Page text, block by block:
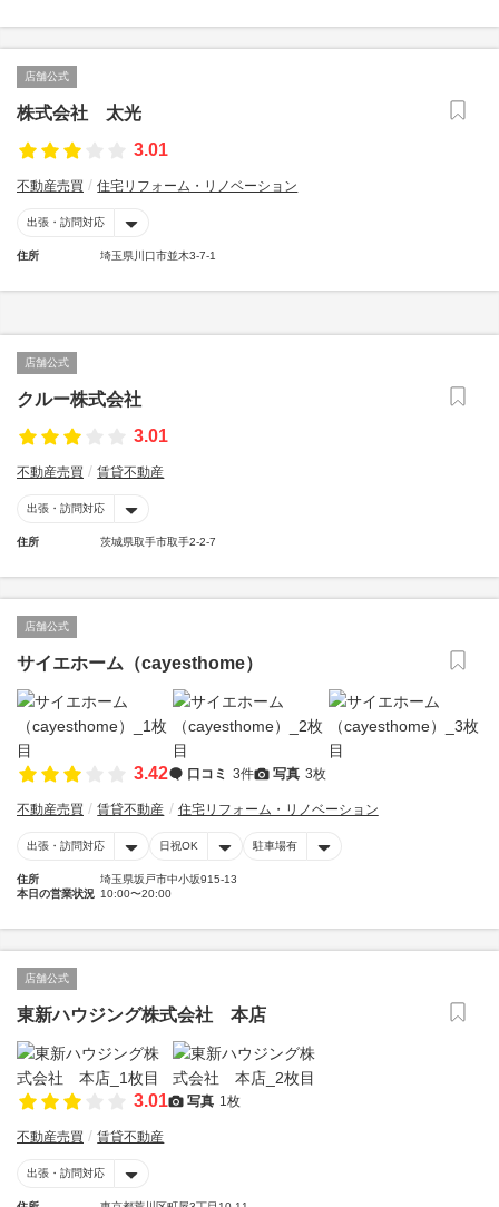
店舗公式
株式会社 太光
3.01
不動産売買 住宅リフォーム・リノベーション
出張・訪問対応
住所 埼玉県川口市並木3-7-1
店舗公式
クルー株式会社
3.01
不動産売買 賃貸不動産
出張・訪問対応
住所 茨城県取手市取手2-2-7
店舗公式
サイエホーム（cayesthome）
3.42 口コミ 3件 写真 3枚
不動産売買 賃貸不動産 住宅リフォーム・リノベーション
出張・訪問対応 日祝OK 駐車場有
住所
埼玉県坂戸市中小坂915-13
本日の営業状況 10:00〜20:00
店舗公式
東新ハウジング株式会社 本店
3.01 写真 1枚
不動産売買 賃貸不動産
出張・訪問対応